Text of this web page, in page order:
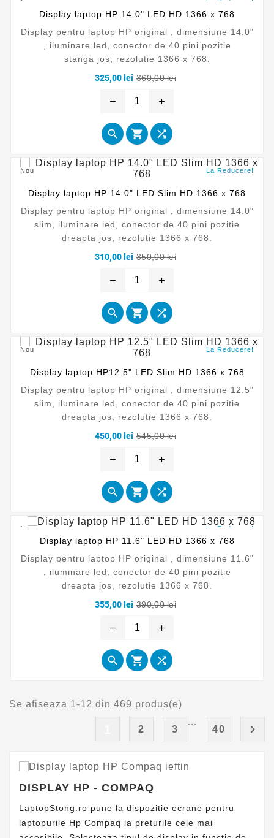
Nou La Reducere!
Display laptop HP 14.0" LED HD 1366 x 768
Display pentru laptop HP original , dimensiune 14.0"
, iluminare led, conector de 40 pini pozitie
stanga jos, rezolutie 1366 x 768.
325,00 lei 360,00 lei
remove add
  
Nou La Reducere!
Display laptop HP 14.0" LED Slim HD 1366 x 768
Display pentru laptop HP original , dimensiune 14.0"
slim, iluminare led, conector de 40 pini pozitie
dreapta jos, rezolutie 1366 x 768.
310,00 lei 350,00 lei
remove add
  
Nou La Reducere!
Display laptop HP12.5" LED Slim HD 1366 x 768
Display pentru laptop HP original , dimensiune 12.5"
slim, iluminare led, conector de 40 pini pozitie
dreapta jos, rezolutie 1366 x 768.
450,00 lei 545,00 lei
remove add
  
Nou La Reducere!
Display laptop HP 11.6" LED HD 1366 x 768
Display pentru laptop HP original , dimensiune 11.6"
, iluminare led, conector de 40 pini pozitie
dreapta jos, rezolutie 1366 x 768.
355,00 lei 390,00 lei
remove add
  
Se afiseaza 1-12 din 469 produs(e)
2 3
…
40 
DISPLAY HP - COMPAQ
LaptopStong.ro pune la dispozitie ecrane pentru
laptopurile Hp Compaq la preturile cele mai